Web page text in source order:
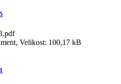
Velikost: 100,17 kB